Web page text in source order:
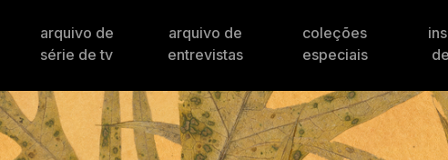
arquivo de
série de tv
arquivo de
entrevistas
coleções
especiais